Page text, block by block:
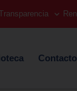
Contacto